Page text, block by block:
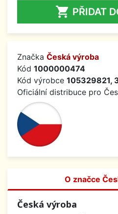
 PŘIDAT
Značka Česká výroba
Kód 1000000474
Kód výrobce 105329821,
Oficiální distribuce pro
O značce
Česká výroba